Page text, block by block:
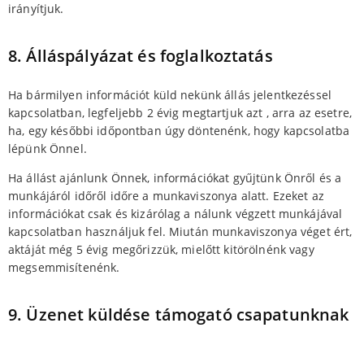
irányítjuk.
8. Álláspályázat és foglalkoztatás
Ha bármilyen információt küld nekünk állás jelentkezéssel
kapcsolatban, legfeljebb 2 évig megtartjuk azt , arra az esetre,
ha, egy későbbi időpontban úgy döntenénk, hogy kapcsolatba
lépünk Önnel.
Ha állást ajánlunk Önnek, információkat gyűjtünk Önről és a
munkájáról időről időre a munkaviszonya alatt. Ezeket az
információkat csak és kizárólag a nálunk végzett munkájával
kapcsolatban használjuk fel. Miután munkaviszonya véget ért,
aktáját még 5 évig megőrizzük, mielőtt kitörölnénk vagy
megsemmisítenénk.
9. Üzenet küldése támogató csapatunknak